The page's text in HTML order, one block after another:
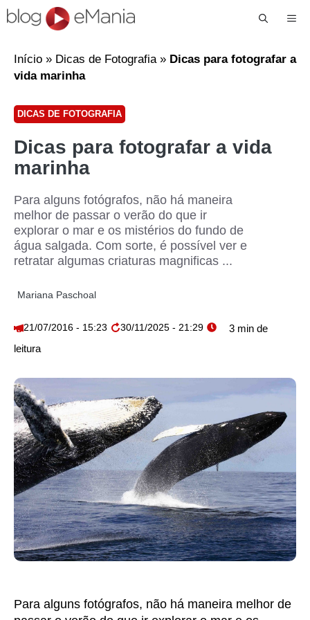
Início » Dicas de Fotografia» Dicas para fotografar a
vida marinha
DICAS DE FOTOGRAFIA
Dicas para fotografar a vida
marinha
Para alguns fotógrafos, não há maneira
melhor de passar o verão do que ir
explorar o mar e os mistérios do fundo de
água salgada. Com sorte, é possível ver e
retratar algumas criaturas magnificas ...
Mariana Paschoal
21/07/2016 - 15:23 30/11/2025 - 21:29
Para alguns fotógrafos, não há maneira melhor de